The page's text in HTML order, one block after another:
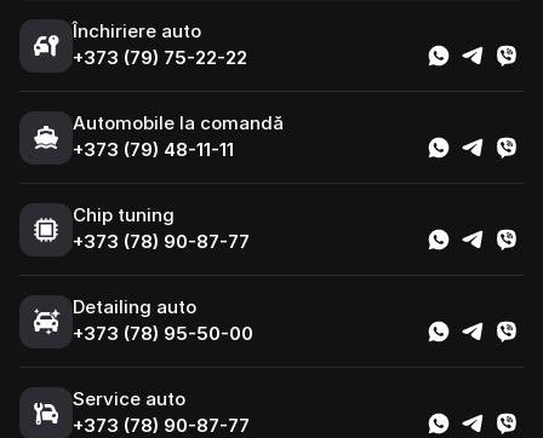
Închiriere auto
+373 (79) 75-22-22
Automobile la comandă
+373 (79) 48-11-11
Chip tuning
+373 (78) 90-87-77
Detailing auto
+373 (78) 95-50-00
Service auto
+373 (78) 90-87-77